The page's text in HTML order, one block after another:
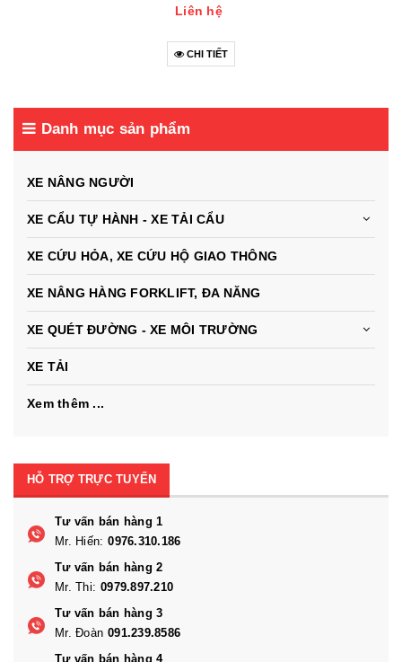
Liên hệ
CHI TIẾT
Danh mục sản phẩm
XE NÂNG NGƯỜI
XE CẨU TỰ HÀNH - XE TẢI CẨU
XE CỨU HỎA, XE CỨU HỘ GIAO THÔNG
XE NÂNG HÀNG FORKLIFT, ĐA NĂNG
XE QUÉT ĐƯỜNG - XE MÔI TRƯỜNG
XE TẢI
Xem thêm ...
HỖ TRỢ TRỰC TUYẾN
Tư vấn bán hàng 1
Mr. Hiến: 0976.310.186
Tư vấn bán hàng 2
Mr. Thi: 0979.897.210
Tư vấn bán hàng 3
Mr. Đoàn 091.239.8586
Tư vấn bán hàng 4